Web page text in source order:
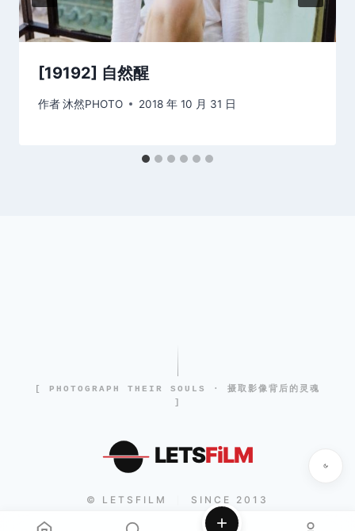
[19192] 自然醒
作者沐然PHOTO 2018 年 10 月 31 日
[ PHOTOGRAPH THEIR SOULS · 摄取影像背后的灵魂
]
LETSFiLM
© LETSFILM SINCE 2013